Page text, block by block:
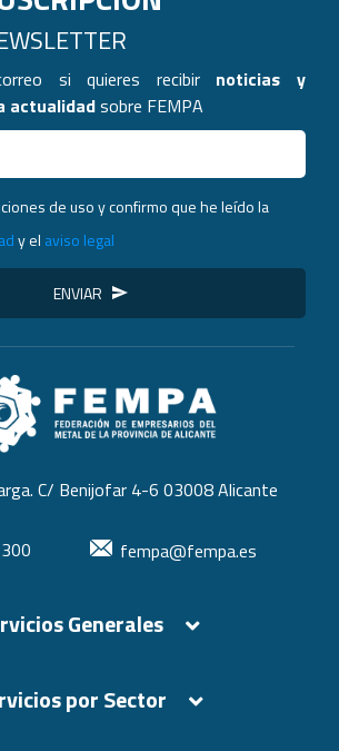
si quieres recibir noticias y
actualidadsobre FEMPA
de uso y confirmo que he leído la
y el aviso legal
ENVIAR
C/ Benijofar 4-6 03008 Alicante
fempa@fempa.es
Generales
por Sector